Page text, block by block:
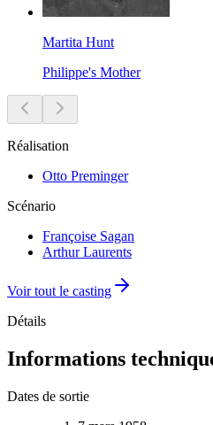
Martita Hunt
Philippe's Mother
Réalisation
Otto Preminger
Scénario
Françoise Sagan
Arthur Laurents
Voir tout le casting
Détails
Informations
Dates de sortie